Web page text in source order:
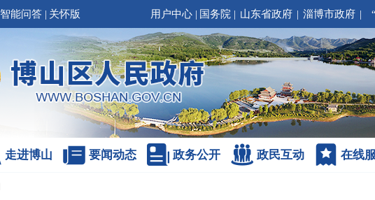
智能问答 | 关怀版 用户中心 | 国务院 | 山东省政府 | 淄博市政府 |
走进博山 要闻动态 政务公开 政民互动 在线